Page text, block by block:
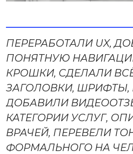
ПЕРЕРАБОТАЛИ UX,
ПОНЯТНУЮ
КРОШКИ, СДЕЛАЛИ
ЗАГОЛОВКИ, ШРИФТЫ,
ДОБАВИЛИ
КАТЕГОРИИ УСЛУГ,
ВРАЧЕЙ, ПЕРЕВЕЛИ
ФОРМАЛЬНОГО НА
HELLO@ILARTECH.COM
КАЗАНЬ, УЛ.
ОБСУДИТЬ